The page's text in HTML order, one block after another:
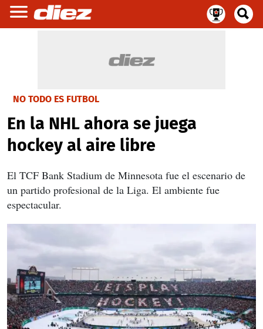
NO TODO ES FUTBOL
En la NHL ahora se juega
hockey al aire libre
El TCF Bank Stadium de Minnesota fue el escenario de
un partido profesional de la Liga. El ambiente fue
espectacular.